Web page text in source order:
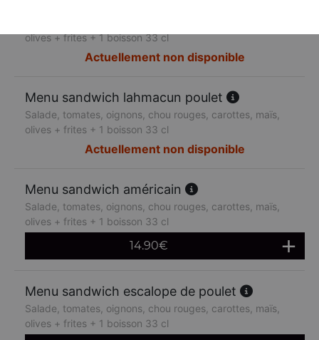
olives + frites + 1 boisson 33 cl
Actuellement non disponible
Menu sandwich lahmacun poulet
Salade, tomates, oignons, chou rouges, carottes, maïs,
olives + frites + 1 boisson 33 cl
Actuellement non disponible
Menu sandwich américain
Salade, tomates, oignons, chou rouges, carottes, maïs,
olives + frites + 1 boisson 33 cl
14.90€
Menu sandwich escalope de poulet
Salade, tomates, oignons, chou rouges, carottes, maïs,
olives + frites + 1 boisson 33 cl